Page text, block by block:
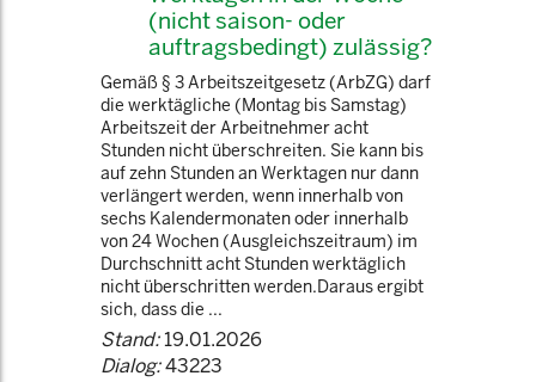
(nicht saison- oder
auftragsbedingt) zulässig?
Gemäß § 3 Arbeitszeitgesetz (ArbZG) darf
die werktägliche (Montag bis Samstag)
Arbeitszeit der Arbeitnehmer acht
Stunden nicht überschreiten. Sie kann bis
auf zehn Stunden an Werktagen nur dann
verlängert werden, wenn innerhalb von
sechs Kalendermonaten oder innerhalb
von 24 Wochen (Ausgleichszeitraum) im
Durchschnitt acht Stunden werktäglich
nicht überschritten werden.Daraus ergibt
sich, dass die ...
Stand:19.01.2026
Dialog:43223